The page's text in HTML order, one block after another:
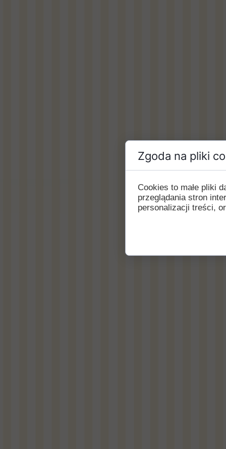
Zgoda na pliki
Cookies to małe pliki
przeglądania stron
personalizacji treści,